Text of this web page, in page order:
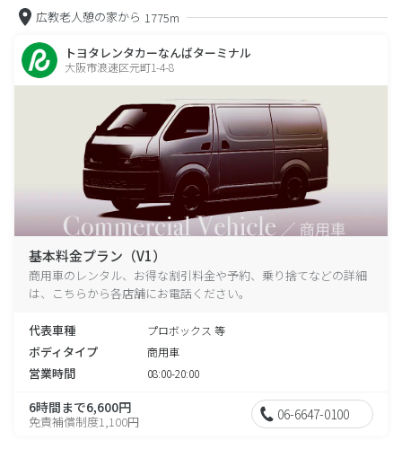
広教老人憩の家から 1775m
トヨタレンタカーなんばターミナル
大阪市浪速区元町1-4-8
基本料金プラン（V1）
商用車のレンタル、お得な割引料金や予約、乗り捨てなどの詳細
は、こちらから各店舗にお電話ください。
代表車種 プロボックス 等
ボディタイプ 商用車
営業時間 08:00-20:00
6時間まで6,600円
免責補償制度1,100円 06-6647-0100